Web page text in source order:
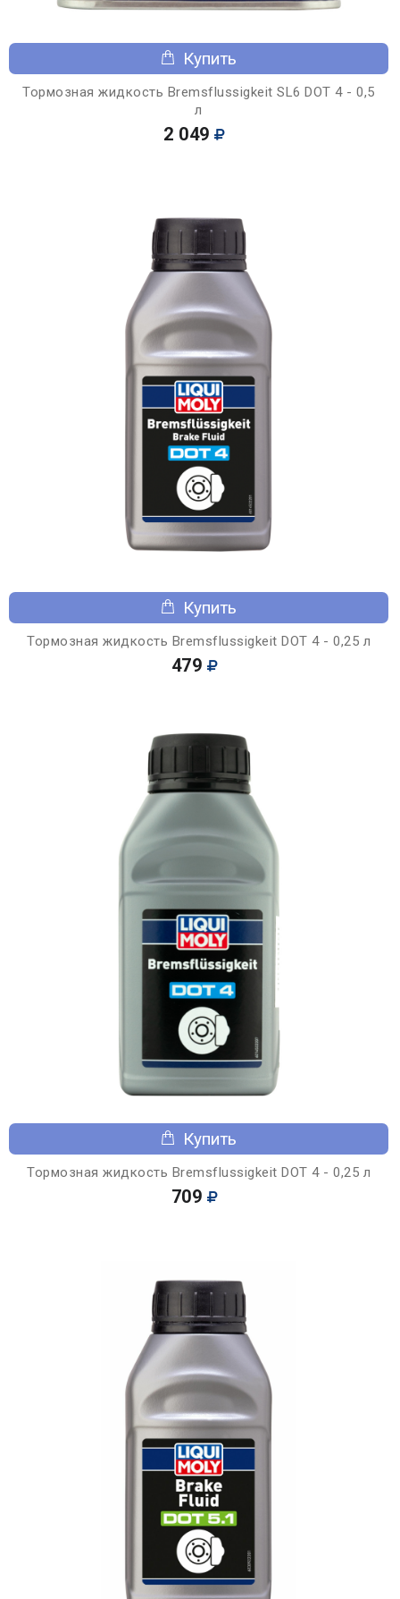
Купить
Тормозная жидкость Bremsflussigkeit SL6 DOT 4 - 0,5
л
2 049
Купить
Тормозная жидкость Bremsflussigkeit DOT 4 - 0,25 л
479
Купить
Тормозная жидкость Bremsflussigkeit DOT 4 - 0,25 л
709